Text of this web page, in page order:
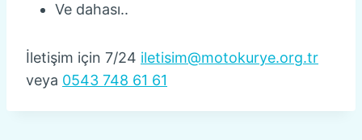
Ve dahası..
İletişim için 7/24 iletisim@motokurye.org.tr
veya 0543 748 61 61